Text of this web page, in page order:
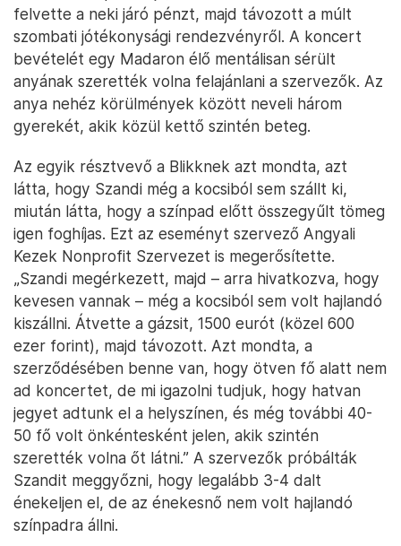
felvette a neki járó pénzt, majd távozott a múlt
szombati jótékonysági rendezvényről. A koncert
bevételét egy Madaron élő mentálisan sérült
anyának szerették volna felajánlani a szervezők. Az
anya nehéz körülmények között neveli három
gyerekét, akik közül kettő szintén beteg.
Az egyik résztvevő a Blikknek azt mondta, azt
látta, hogy Szandi még a kocsiból sem szállt ki,
miután látta, hogy a színpad előtt összegyűlt tömeg
igen foghíjas. Ezt az eseményt szervező Angyali
Kezek Nonprofit Szervezet is megerősítette.
„Szandi megérkezett, majd – arra hivatkozva, hogy
kevesen vannak – még a kocsiból sem volt hajlandó
kiszállni. Átvette a gázsit, 1500 eurót (közel 600
ezer forint), majd távozott. Azt mondta, a
szerződésében benne van, hogy ötven fő alatt nem
ad koncertet, de mi igazolni tudjuk, hogy hatvan
jegyet adtunk el a helyszínen, és még további 40-
50 fő volt önkéntesként jelen, akik szintén
szerették volna őt látni.” A szervezők próbálták
Szandit meggyőzni, hogy legalább 3-4 dalt
énekeljen el, de az énekesnő nem volt hajlandó
színpadra állni.